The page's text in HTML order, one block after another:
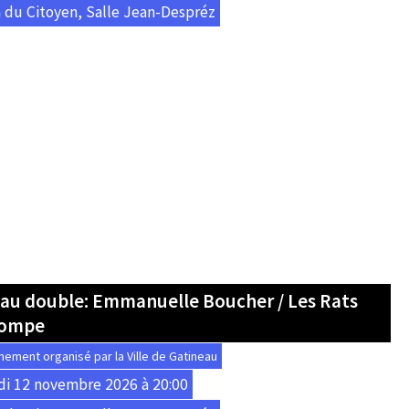
du Citoyen, Salle Jean-Despréz
double: Emmanuelle Boucher / Les Rats
organisé par la Ville de Gatineau
12 novembre 2026 à 20:00